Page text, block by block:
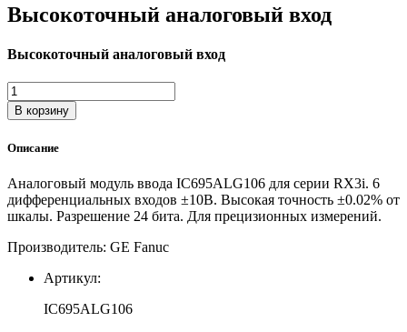
Высокоточный аналоговый вход
Высокоточный аналоговый вход
Количество
товара
Высокоточный
вход
В корзину
Описание
Аналоговый модуль ввода IC695ALG106 для серии RX3i. 6
дифференциальных входов ±10В. Высокая точность ±0.02% от
шкалы. Разрешение 24 бита. Для прецизионных измерений.
Производитель: GE Fanuc
Артикул:
IC695ALG106